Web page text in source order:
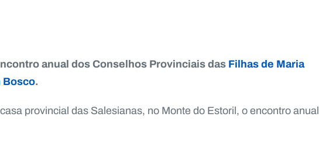
anual dos Conselhos Provinciais dasFilhas de Maria
Bosco.
provincial das Salesianas, no Monte do Estoril, o encontro anual